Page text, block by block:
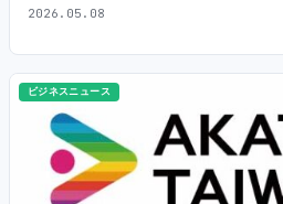
2026.05.08
ビジネスニュース